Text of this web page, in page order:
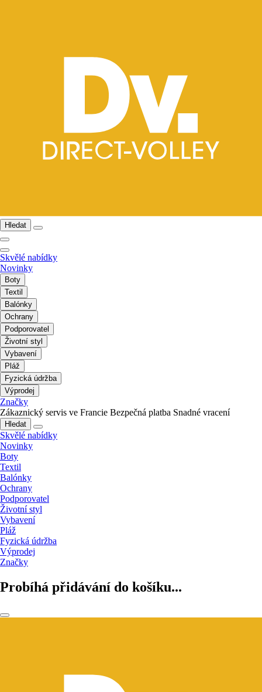
Hledat
Skvělé nabídky
Novinky
Boty
Textil
Balónky
Ochrany
Podporovatel
Životní styl
Vybavení
Pláž
Fyzická údržba
Výprodej
Značky
Zákaznický servis ve Francie Bezpečná platba Snadné vracení
Hledat
Skvělé nabídky
Novinky
Boty
Textil
Balónky
Ochrany
Podporovatel
Životní styl
Vybavení
Pláž
Fyzická údržba
Výprodej
Značky
Probíhá přidávání do košíku...